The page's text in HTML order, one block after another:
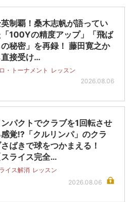
制覇！桑木志帆が語ってい
100Yの精度アップ」「飛ば
の秘密」を再録！ 藤田寛之か
直接受け…
・トーナメント レッスン
2026.08.06
パクトでクラブを1回転させ
覚!?「クルリンパ」のクラ
ばきで球をつかまえる！
スライス完全…
イス解消 レッスン
2026.08.06